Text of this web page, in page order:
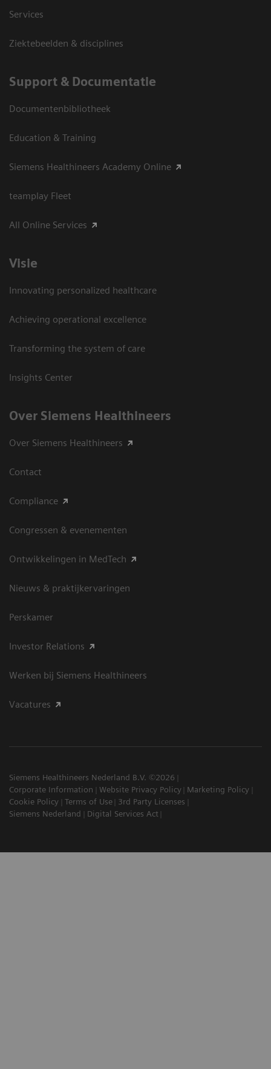
Services
Ziektebeelden & disciplines
Support & Documentatie
Documentenbibliotheek
Education & Training
Siemens Healthineers Academy Online
teamplay Fleet
All Online Services
Visie
Innovating personalized healthcare
Achieving operational excellence
Transforming the system of care
Insights Center
Over Siemens Healthineers
Over Siemens Healthineers
Contact
Compliance
Congressen & evenementen
Ontwikkelingen in MedTech
Nieuws & praktijkervaringen
Perskamer
Investor Relations
Werken bij Siemens Healthineers
Vacatures
Siemens Healthineers Nederland B.V. ©2026
Corporate Information
Website Privacy Policy
Marketing Policy
Cookie Policy
Terms of Use
3rd Party Licenses
Siemens Nederland
Digital Services Act